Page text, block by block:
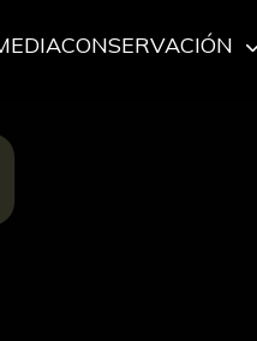
CONSERVACIÓN